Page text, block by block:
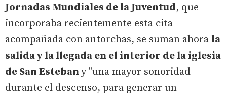
Jornadas Mundiales de la Juventud, que
incorporaba recientemente esta cita
acompañada con antorchas, se suman ahora la
salida y la llegada en el interior de la iglesia
de San Esteban y "una mayor sonoridad
durante el descenso, para generar un